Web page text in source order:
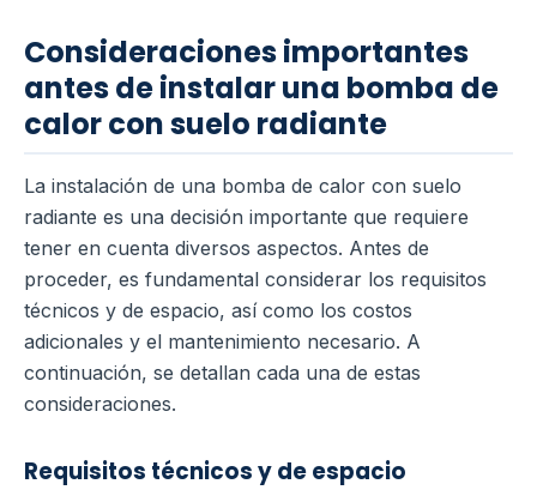
Consideraciones importantes
antes de instalar una bomba de
calor con suelo radiante
La instalación de una bomba de calor con suelo
radiante es una decisión importante que requiere
tener en cuenta diversos aspectos. Antes de
proceder, es fundamental considerar los requisitos
técnicos y de espacio, así como los costos
adicionales y el mantenimiento necesario. A
continuación, se detallan cada una de estas
consideraciones.
Requisitos técnicos y de espacio